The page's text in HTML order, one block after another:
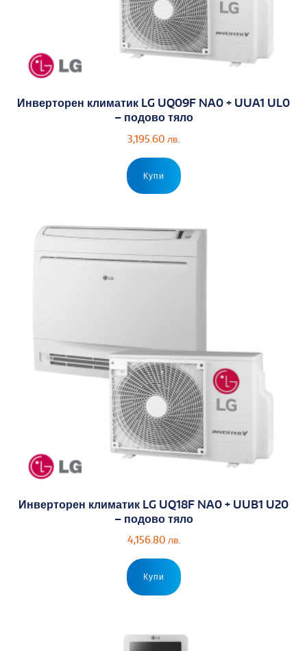
Инверторен климатик LG UQ09F NA0 + UUA1 UL0
– подово тяло
3,195.60 лв.
Купи
Инверторен климатик LG UQ18F NA0 + UUB1 U20
– подово тяло
4,156.80 лв.
Купи